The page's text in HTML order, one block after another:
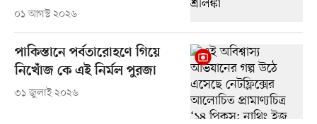
০১ আগস্ট ২০২৬
পাকিস্তানে পর্বতারোহণে গিয়ে
নিখোঁজ কে এই নির্মল পুরজা
৩১ জুলাই ২০২৬